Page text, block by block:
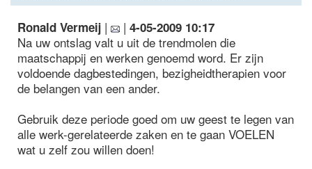
Ronald Vermeij | | 4-05-2009 10:17
Na uw ontslag valt u uit de trendmolen die
maatschappij en werken genoemd word. Er zijn
voldoende dagbestedingen, bezigheidtherapien voor
de belangen van een ander.
Gebruik deze periode goed om uw geest te legen van
alle werk-gerelateerde zaken en te gaan VOELEN
wat u zelf zou willen doen!